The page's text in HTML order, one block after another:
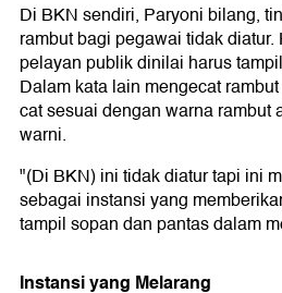
Di BKN sendiri, Paryoni bilang,
rambut bagi pegawai tidak
pelayan publik dinilai harus
Dalam kata lain mengecat
cat sesuai dengan warna rambut
warni.
"(Di BKN) ini tidak diatur tapi ini
sebagai instansi yang
tampil sopan dan pantas dalam
Instansi yang Melarang